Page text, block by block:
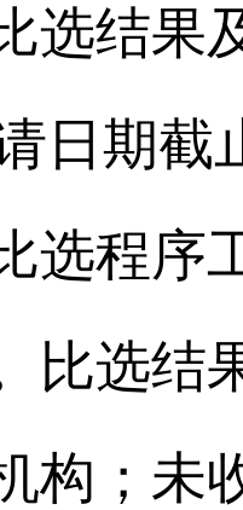
选结果
日期截
选程序
比选结
构；未